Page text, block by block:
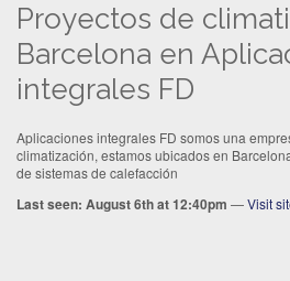
Proyectos de
Barcelona en
integrales FD
Aplicaciones integrales FD somos una
climatización, estamos ubicados en
de sistemas de calefacción
Last seen: August 6th at 12:40pm —Visit